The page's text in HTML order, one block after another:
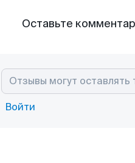
Оставьте
Войти